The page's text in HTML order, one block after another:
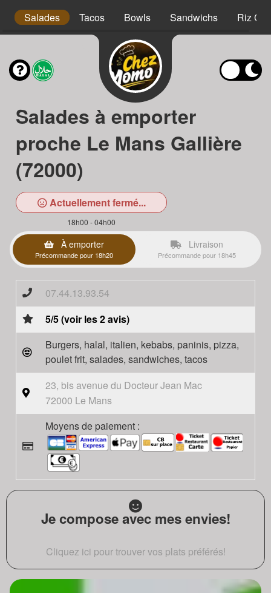
Salades Tacos Bowls Sandwichs Riz
Salades à emporter
proche Le Mans Gallière
(72000)
Actuellement fermé...
18h00 - 04h00
À emporter
Précommande pour 18h20
Livraison
Précommande pour 18h45
07.44.13.93.54
5/5 (voir les 2 avis)
Burgers, halal, italien, kebabs, paninis, pizza,
poulet frit, salades, sandwiches, tacos
23, bis avenue du Docteur Jean Mac
72000 Le Mans
Moyens de paiement :
Je compose avec mes envies!
Cliquez ici pour trouver vos plats préférés!